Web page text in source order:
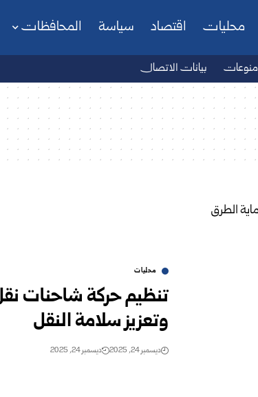
محليات اقتصاد سياسة المحافظات
منوعات بيانات الاتصال
محليات
تنظيم حركة شاحنات
وتعزيز سلامة النقل
ديسمبر 24, 2025 ديسمبر 24, 2025